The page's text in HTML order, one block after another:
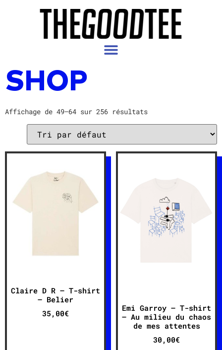
SHOP
Affichage de 49–64 sur 256 résultats
Claire D R – T-shirt
– Belier
35,00€
Emi Garroy – T-shirt
– Au milieu du chaos
de mes attentes
30,00€